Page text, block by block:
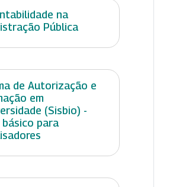
na
Pública
de Autorização e
em
(Sisbio) -
básico para